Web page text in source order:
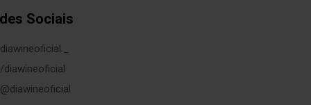
Sociais
diawineoficial._
/diawineoficial
@diawineoficial